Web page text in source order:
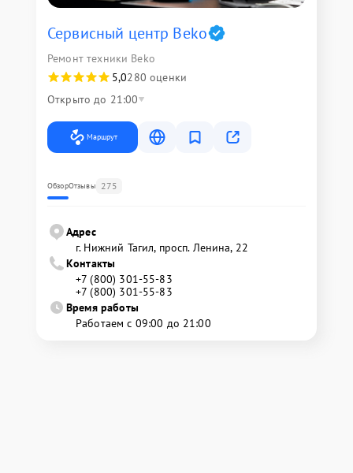
Сервисный центр Beko
Ремонт техники Beko
5,0280 оценки
Открыто до 21:00
Маршрут
ОбзорОтзывы 275
Адрес
г. Нижний Тагил, просп. Ленина, 22
Контакты
+7 (800) 301-55-83
+7 (800) 301-55-83
Время работы
Работаем с 09:00 до 21:00